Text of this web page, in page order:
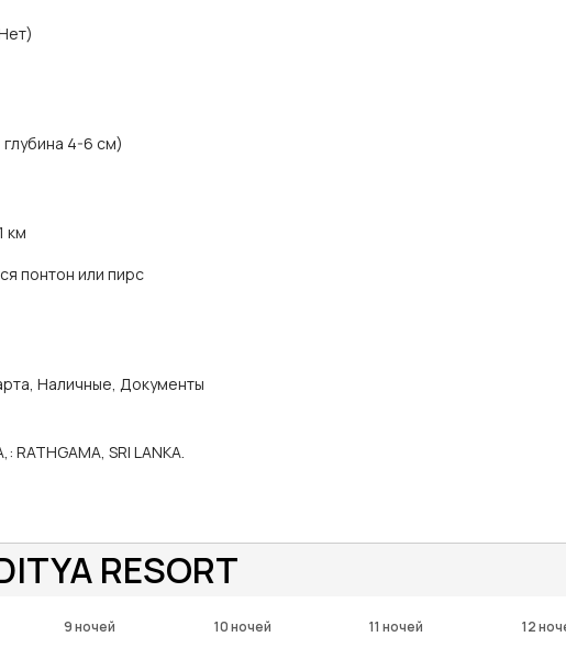
4-6 см)
км
понтон или пирс
Наличные, Документы
RATHGAMA, SRI LANKA.
RESORT
9 ночей 10 ночей 11 ночей 12